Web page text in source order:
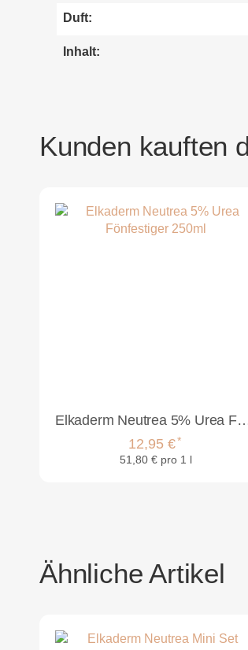
Duft:
Inhalt:
Kunden kauften
Elkaderm Neutrea 5% Urea
12,95 €*
51,80 € pro 1 l
Ähnliche Artikel